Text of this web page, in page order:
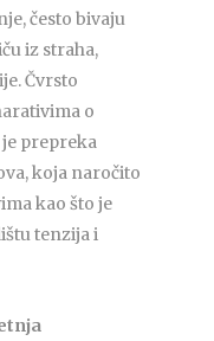
često bivaju
iz straha,
Čvrsto
o
prepreka
koja naročito
kao što je
tenzija i